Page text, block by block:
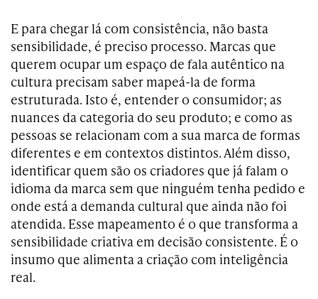
E para chegar lá com consistência, não basta
sensibilidade, é preciso processo. Marcas que
querem ocupar um espaço de fala autêntico na
cultura precisam saber mapeá-la de forma
estruturada. Isto é, entender o consumidor; as
nuances da categoria do seu produto; e como as
pessoas se relacionam com a sua marca de formas
diferentes e em contextos distintos. Além disso,
identificar quem são os criadores que já falam o
idioma da marca sem que ninguém tenha pedido e
onde está a demanda cultural que ainda não foi
atendida. Esse mapeamento é o que transforma a
sensibilidade criativa em decisão consistente. É o
insumo que alimenta a criação com inteligência
real.